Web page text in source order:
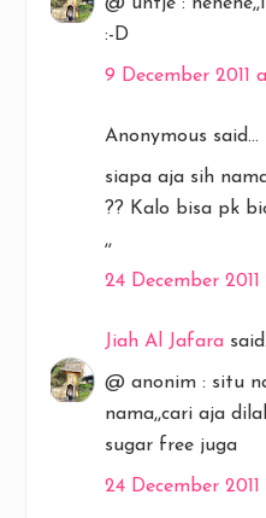
:-D
9 December 2011
Anonymous said...
siapa aja sih
?? Kalo bisa pk
,,
24 December
Jiah Al Jafara
@ anonim : situ
nama,,cari aja
sugar free juga
24 December 2011